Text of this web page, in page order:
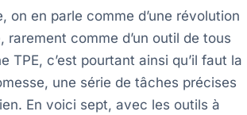
on en parle comme d’une révolution
rarement comme d’un outil de tous
TPE, c’est pourtant ainsi qu’il faut la
une série de tâches précises
En voici sept, avec les outils à